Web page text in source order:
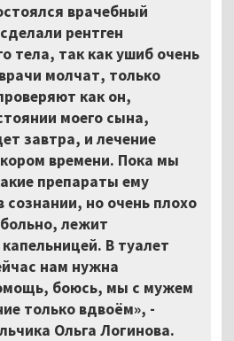
врачебный
рентген
тела, так как ушиб очень
молчат, только
как он,
моего сына,
завтра, и лечение
времени. Пока мы
препараты ему
но очень плохо
лежит
В туалет
нам нужна
боюсь, мы с мужем
только вдвоём», -
Ольга Логинова.